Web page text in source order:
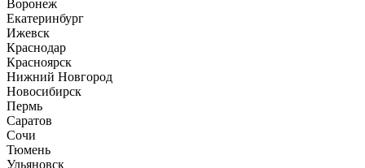
Воронеж
Екатеринбург
Ижевск
Краснодар
Красноярск
Нижний Новгород
Новосибирск
Пермь
Саратов
Сочи
Тюмень
Ульяновск